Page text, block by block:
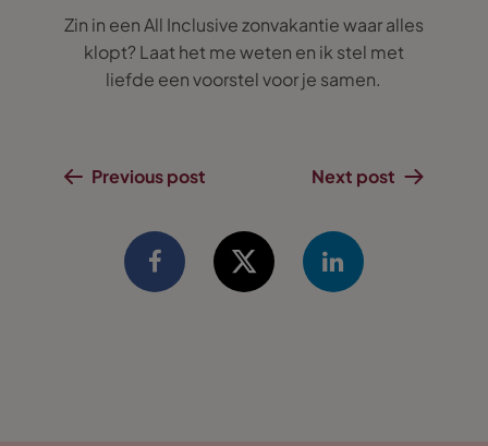
Zin in een All Inclusive zonvakantie waar alles
klopt? Laat het me weten en ik stel met
liefde een voorstel voor je samen.
Previous post Next post